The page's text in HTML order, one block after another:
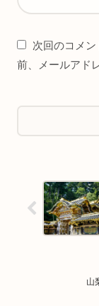
次回のコメ
前、メールアド
山